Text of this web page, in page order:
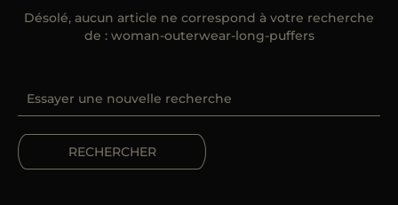
IT
DE
AU
FR
GB
EN
FR
VOIR LES RÉSULTATS
Désolé, aucun article ne correspond à votre recherche
de : woman-outerwear-long-puffers
RECHERCHER